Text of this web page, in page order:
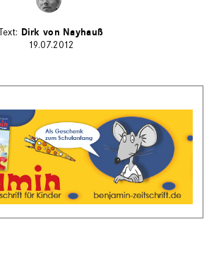
Dirk von Nayhauß
19.07.2012